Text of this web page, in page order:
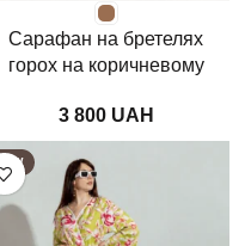
Сарафан на бретелях
горох на коричневому
UAH
NEW